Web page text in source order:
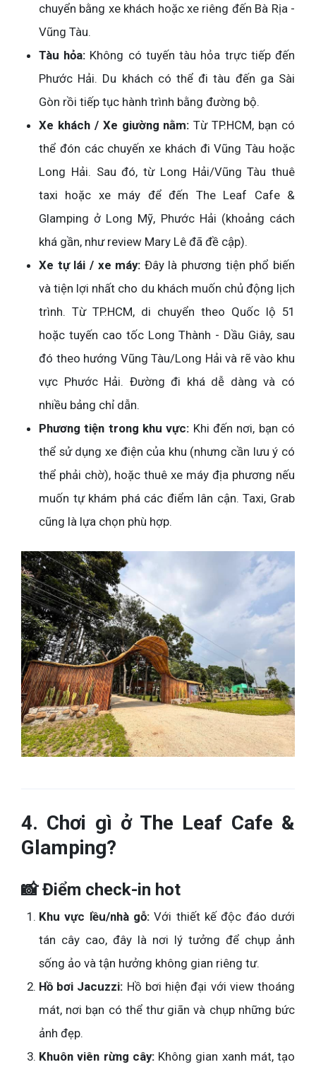
chuyển bằng xe khách hoặc xe riêng đến Bà Rịa -
Vũng Tàu.
Tàu hỏa: Không có tuyến tàu hỏa trực tiếp đến
Phước Hải. Du khách có thể đi tàu đến ga Sài
Gòn rồi tiếp tục hành trình bằng đường bộ.
Xe khách / Xe giường nằm: Từ TP.HCM, bạn có
thể đón các chuyến xe khách đi Vũng Tàu hoặc
Long Hải. Sau đó, từ Long Hải/Vũng Tàu thuê
taxi hoặc xe máy để đến The Leaf Cafe &
Glamping ở Long Mỹ, Phước Hải (khoảng cách
khá gần, như review Mary Lê đã đề cập).
Xe tự lái / xe máy: Đây là phương tiện phổ biến
và tiện lợi nhất cho du khách muốn chủ động lịch
trình. Từ TP.HCM, di chuyển theo Quốc lộ 51
hoặc tuyến cao tốc Long Thành - Dầu Giây, sau
đó theo hướng Vũng Tàu/Long Hải và rẽ vào khu
vực Phước Hải. Đường đi khá dễ dàng và có
nhiều bảng chỉ dẫn.
Phương tiện trong khu vực: Khi đến nơi, bạn có
thể sử dụng xe điện của khu (nhưng cần lưu ý có
thể phải chờ), hoặc thuê xe máy địa phương nếu
muốn tự khám phá các điểm lân cận. Taxi, Grab
cũng là lựa chọn phù hợp.
4. Chơi gì ở The Leaf Cafe &
Glamping?
📸 Điểm check-in hot
Khu vực lều/nhà gỗ: Với thiết kế độc đáo dưới
tán cây cao, đây là nơi lý tưởng để chụp ảnh
sống ảo và tận hưởng không gian riêng tư.
Hồ bơi Jacuzzi: Hồ bơi hiện đại với view thoáng
mát, nơi bạn có thể thư giãn và chụp những bức
ảnh đẹp.
Khuôn viên rừng cây:Không gian xanh mát, tạo